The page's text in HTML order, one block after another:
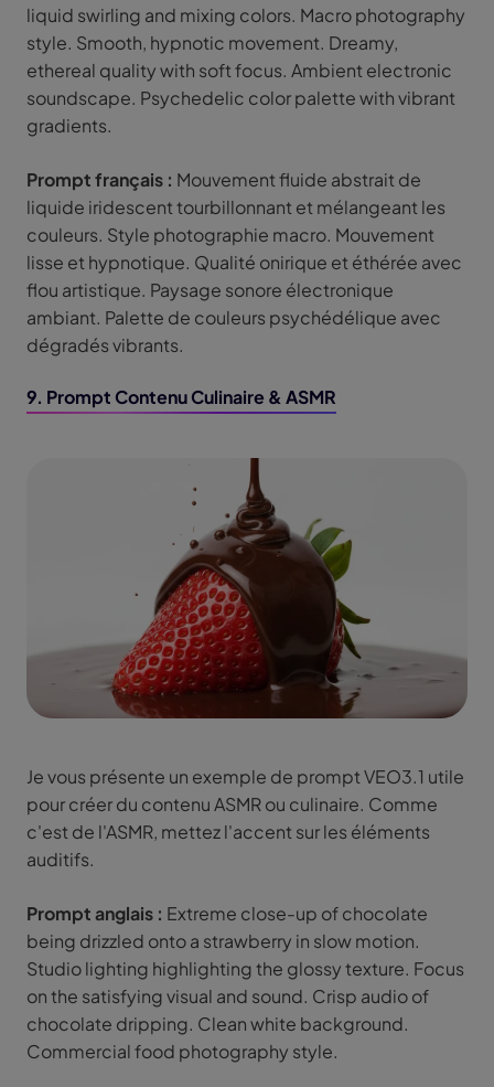
liquid swirling and mixing colors. Macro photography
style. Smooth, hypnotic movement. Dreamy,
ethereal quality with soft focus. Ambient electronic
soundscape. Psychedelic color palette with vibrant
gradients.
Prompt français : Mouvement fluide abstrait de
liquide iridescent tourbillonnant et mélangeant les
couleurs. Style photographie macro. Mouvement
lisse et hypnotique. Qualité onirique et éthérée avec
flou artistique. Paysage sonore électronique
ambiant. Palette de couleurs psychédélique avec
dégradés vibrants.
9. Prompt Contenu Culinaire & ASMR
Je vous présente un exemple de prompt VEO3.1 utile
pour créer du contenu ASMR ou culinaire. Comme
c'est de l'ASMR, mettez l'accent sur les éléments
auditifs.
Prompt anglais : Extreme close-up of chocolate
being drizzled onto a strawberry in slow motion.
Studio lighting highlighting the glossy texture. Focus
on the satisfying visual and sound. Crisp audio of
chocolate dripping. Clean white background.
Commercial food photography style.